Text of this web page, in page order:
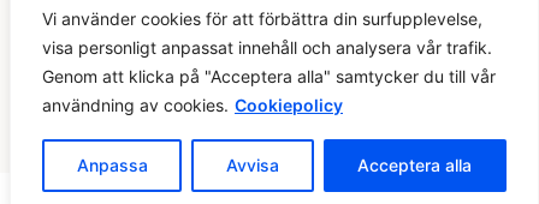
Vi använder cookies för att förbättra din surfupplevelse,
visa personligt anpassat innehåll och analysera vår trafik.
Genom att klicka på "Acceptera alla" samtycker du till vår
användning av cookies. Cookiepolicy
Anpassa Avvisa Acceptera alla
TRF KORT®är ett registrerat varumärke som innehas av
ABC Digital AB (nr 636465) hosPatent- och
registreringsverket
.
tillåtelse. Alla priser anges ink. moms. 14 dagars ångerrätt.
Ändra Cookie-inställningar >